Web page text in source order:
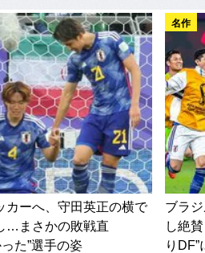
カーへ、守田英正の横で
…まさかの敗戦直
た”選手の姿
名作
ブラ
し絶
り